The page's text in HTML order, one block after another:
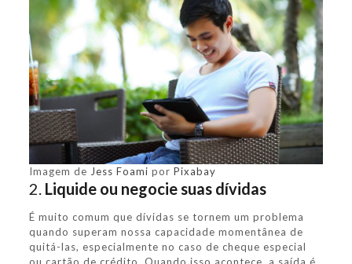
Imagem de Jess Foami porPixabay
2. Liquide ou negocie suas dívidas
É muito comum que dívidas se tornem um problema
quando superam nossa capacidade momentânea de
quitá-las, especialmente no caso de cheque especial